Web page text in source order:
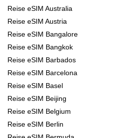
Reise eSIM Australia
Reise eSIM Austria
Reise eSIM Bangalore
Reise eSIM Bangkok
Reise eSIM Barbados
Reise eSIM Barcelona
Reise eSIM Basel
Reise eSIM Beijing
Reise eSIM Belgium
Reise eSIM Berlin